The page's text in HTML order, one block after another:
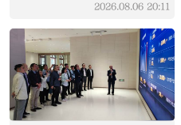
2026.08.06 20:11